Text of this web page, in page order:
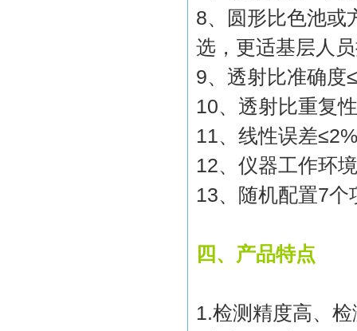
8、圆形比色池或
选，更适基层人
9、透射比准确度
10、透射比重复性
11、线性误差≤2%
12、仪器工作环
13、随机配置7个
四、产品特点
1.检测精度高、